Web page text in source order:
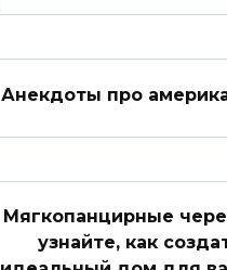
Анекдоты про
Мягкопанцирные
узнайте, как